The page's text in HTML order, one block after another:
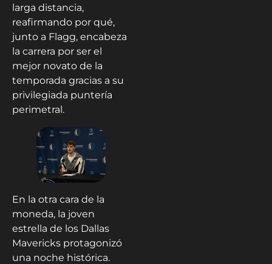
larga distancia,
reafirmando por qué,
junto a Flagg, encabeza
la carrera por ser el
mejor novato de la
temporada gracias a su
privilegiada puntería
perimetral.
En la otra cara de la
moneda, la joven
estrella de los Dallas
Mavericks protagonizó
una noche histórica.